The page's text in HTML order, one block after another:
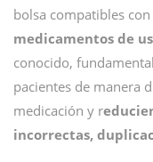
bolsa compatibles con
medicamentos de
conocido,
pacientes de manera
medicación y r
incorrectas,